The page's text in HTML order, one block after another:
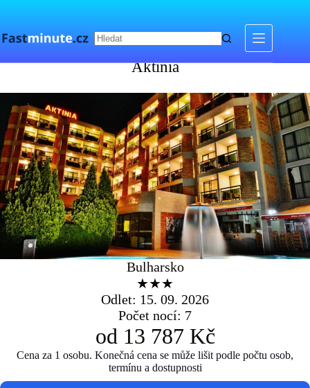
Aktinia
Aktinia
Bulharsko
★★★
Odlet: 15. 09. 2026
Počet nocí: 7
od 13 787 Kč
Cena za 1 osobu. Konečná cena se může lišit podle počtu osob,
termínu a dostupnosti